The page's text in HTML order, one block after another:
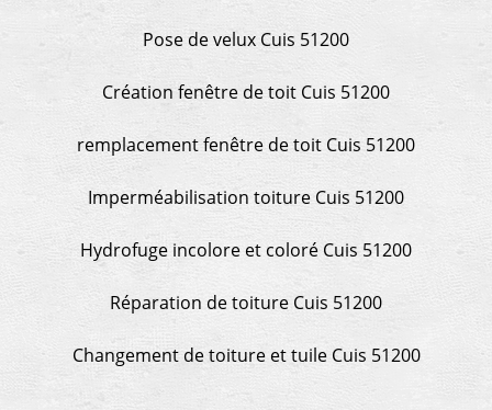
Pose de velux Cuis 51200
Création fenêtre de toit Cuis 51200
remplacement fenêtre de toit Cuis 51200
Imperméabilisation toiture Cuis 51200
Hydrofuge incolore et coloré Cuis 51200
Réparation de toiture Cuis 51200
Changement de toiture et tuile Cuis 51200